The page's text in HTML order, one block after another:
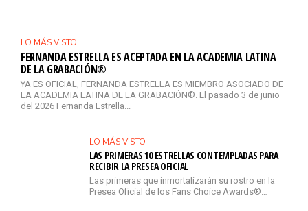
LO MÁS VISTO
FERNANDA ESTRELLA ES ACEPTADA EN LA ACADEMIA LATINA
DE LA GRABACIÓN®
YA ES OFICIAL, FERNANDA ESTRELLA ES MIEMBRO ASOCIADO DE
LA ACADEMIA LATINA DE LA GRABACIÓN®. El pasado 3 de junio
del 2026 Fernanda Estrella...
LO MÁS VISTO
LAS PRIMERAS 10 ESTRELLAS CONTEMPLADAS PARA
RECIBIR LA PRESEA OFICIAL
Las primeras que inmortalizarán su rostro en la
Presea Oficial de los Fans Choice Awards®…